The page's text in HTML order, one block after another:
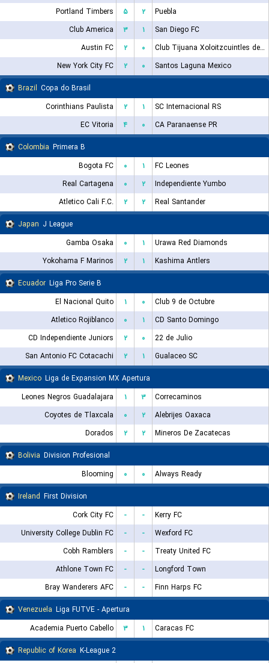
Portland Timbers
۵ ۲
Puebla
Club America
۳ ۱
San Diego FC
Austin FC
۲ ۰
Club Tijuana Xoloitzcuintles de Caliente
New York City FC
۲ ۰
Santos Laguna Mexico
Brazil Copa do Brasil
Corinthians Paulista
۲ ۱
SC Internacional RS
EC Vitoria
۴ ۰
CA Paranaense PR
Colombia Primera B
Bogota FC
۰ ۱
FC Leones
Real Cartagena
۰ ۲
Independiente Yumbo
Atletico Cali F.C.
۲ ۲
Real Santander
Japan J League
Gamba Osaka
۰ ۱
Urawa Red Diamonds
Yokohama F Marinos
۲ ۱
Kashima Antlers
Ecuador Liga Pro Serie B
El Nacional Quito
۱ ۰
Club 9 de Octubre
Atletico Rojiblanco
۰ ۱
CD Santo Domingo
CD Independiente Juniors
۲ ۰
22 de Julio
San Antonio FC Cotacachi
۲ ۱
Gualaceo SC
Mexico Liga de Expansion MX Apertura
Leones Negros Guadalajara
۱ ۳
Correcaminos
Coyotes de Tlaxcala
۰ ۲
Alebrijes Oaxaca
Dorados
۲ ۲
Mineros De Zacatecas
Bolivia Division Profesional
Blooming
۰ ۰
Always Ready
Ireland First Division
Cork City FC
- -
Kerry FC
University College Dublin FC
- -
Wexford FC
Cobh Ramblers
- -
Treaty United FC
Athlone Town FC
- -
Longford Town
Bray Wanderers AFC
- -
Finn Harps FC
Venezuela Liga FUTVE - Apertura
Academia Puerto Cabello
۳ ۱
Caracas FC
Republic of Korea K-League 2